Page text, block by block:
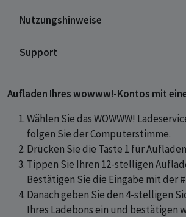
Nutzungshinweise
Support
Aufladen Ihres wowww!-Kontos mit
Wählen Sie das WOWWW!
folgen Sie der Computerstimme.
Drücken Sie die Taste 1 für
Tippen Sie Ihren 12-stelligen
Bestätigen Sie die Eingabe mit der
Danach geben Sie den 4-stelligen
Ihres Ladebons ein und bestätigen